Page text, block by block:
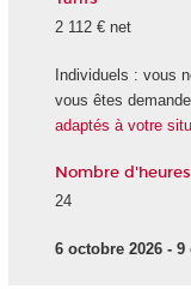
2 112 € net
Individuels : vous
vous êtes
adaptés à votre
Nombre d'heures
24
6 octobre 2026 - 9